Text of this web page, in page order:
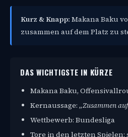
Kurz & Knapp: Makana Baku
zusammen auf dem Platz zu
DAS WICHTIGSTE IN KÜRZE
Makana Baku,
Kernaussage: „Zusammen
Wettbewerb: Bundesliga
Tore in den letzten Spielen: